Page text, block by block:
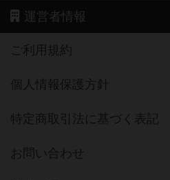
運営者情報
ご利用規約
個人情報保護方針
特定商取引法に基づく表記
お問い合わせ